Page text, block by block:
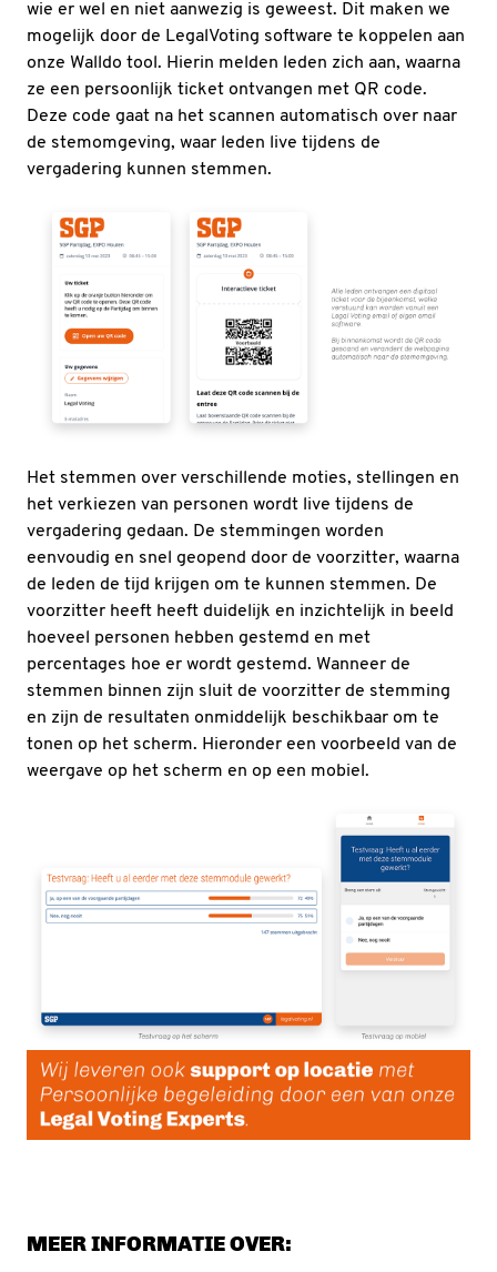
wie er wel en niet aanwezig is geweest. Dit maken we
mogelijk door de LegalVoting software te koppelen aan
onze Walldo tool. Hierin melden leden zich aan, waarna
ze een persoonlijk ticket ontvangen met QR code.
Deze code gaat na het scannen automatisch over naar
de stemomgeving, waar leden live tijdens de
vergadering kunnen stemmen.
Het stemmen over verschillende moties, stellingen en
het verkiezen van personen wordt live tijdens de
vergadering gedaan. De stemmingen worden
eenvoudig en snel geopend door de voorzitter, waarna
de leden de tijd krijgen om te kunnen stemmen. De
voorzitter heeft heeft duidelijk en inzichtelijk in beeld
hoeveel personen hebben gestemd en met
percentages hoe er wordt gestemd. Wanneer de
stemmen binnen zijn sluit de voorzitter de stemming
en zijn de resultaten onmiddelijk beschikbaar om te
tonen op het scherm. Hieronder een voorbeeld van de
weergave op het scherm en op een mobiel.
MEER INFORMATIE OVER: